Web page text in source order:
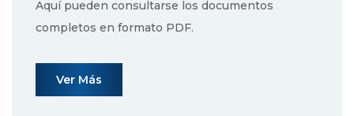
Aquí pueden consultarse los documentos
completos en formato PDF.
Ver Más